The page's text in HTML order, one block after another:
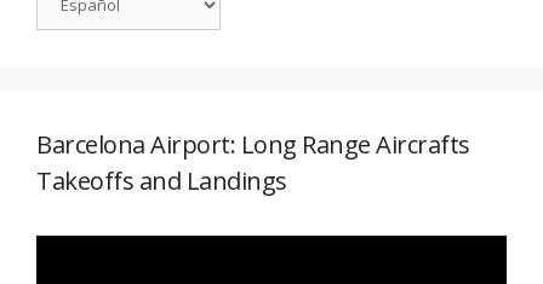
Barcelona Airport: Long Range Aircrafts
Takeoffs and Landings